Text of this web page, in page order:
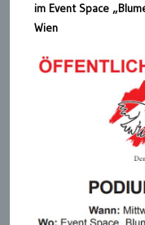
im Event Space
Wien